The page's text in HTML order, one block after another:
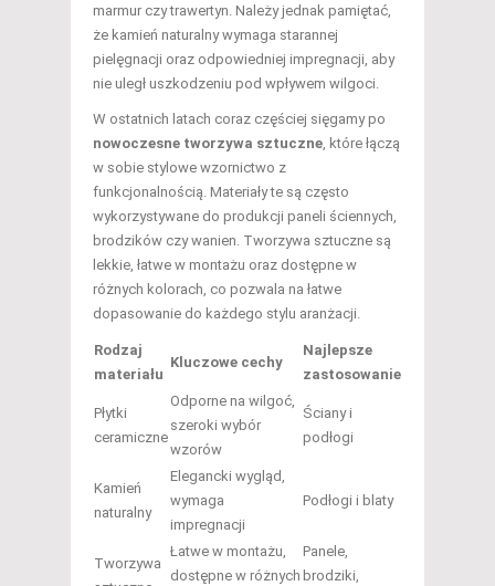
marmur czy trawertyn. Należy jednak pamiętać,
że kamień naturalny wymaga starannej
pielęgnacji oraz odpowiedniej impregnacji, aby
nie uległ uszkodzeniu pod wpływem wilgoci.
W ostatnich latach coraz częściej sięgamy po
nowoczesne tworzywa sztuczne, które łączą
w sobie stylowe wzornictwo z
funkcjonalnością. Materiały te są często
wykorzystywane do produkcji paneli ściennych,
brodzików czy wanien. Tworzywa sztuczne są
lekkie, łatwe w montażu oraz dostępne w
różnych kolorach, co pozwala na łatwe
dopasowanie do każdego stylu aranżacji.
Rodzaj
materiału
Kluczowe cechy
Najlepsze
zastosowanie
Płytki
ceramiczne
Odporne na wilgoć,
szeroki wybór
wzorów
Ściany i
podłogi
Kamień
naturalny
Elegancki wygląd,
wymaga
impregnacji
Podłogi i blaty
Tworzywa
Łatwe w montażu,
dostępne w różnych
Panele,
brodziki,